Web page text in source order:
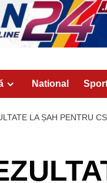
National
LA ȘAH PENTRU